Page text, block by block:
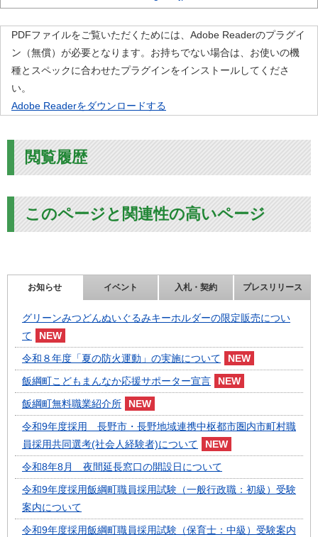
PDFファイルをご覧いただくためには、Adobe Readerのプラグイ
ン（無償）が必要となります。お持ちでない場合は、お使いの機
種とスペックに合わせたプラグインをインストールしてくださ
い。
Adobe Readerをダウンロードする
閲覧履歴
このページと関連性の高いページ
お知らせ イベント 入札・契約 プレスリリース
グリーンみつどんぬいぐるみキーホルダーの限定販売につい
て
令和８年度「夏の防火運動」の実施について
飯綱町こどもまんなか応援サポーター宣言
飯綱町無料職業紹介所
令和9年度採用 長野市・長野地域連携中枢都市圏内市町村職
員採用共同選考(社会人経験者)について
令和8年8月 夜間延長窓口の開設日について
令和9年度採用飯綱町職員採用試験（一般行政職：初級）受験
案内について
令和9年度採用飯綱町職員採用試験（保育士：中級）受験案内